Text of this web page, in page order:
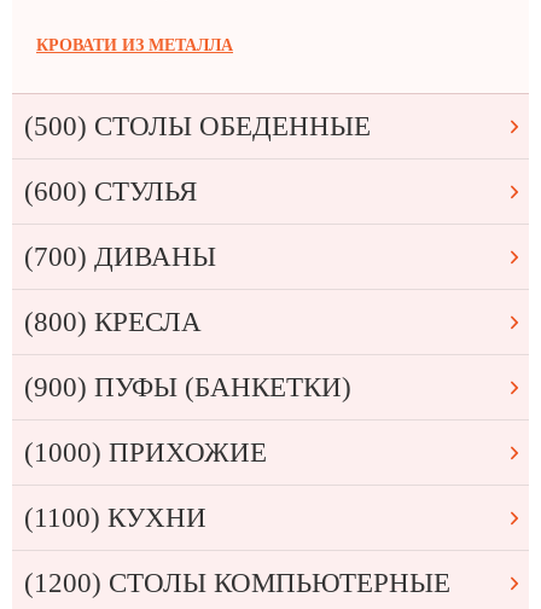
КРОВАТИ ИЗ МЕТАЛЛА
(500) СТОЛЫ ОБЕДЕННЫЕ
(600) СТУЛЬЯ
(700) ДИВАНЫ
(800) КРЕСЛА
(900) ПУФЫ (БАНКЕТКИ)
(1000) ПРИХОЖИЕ
(1100) КУХНИ
(1200) СТОЛЫ КОМПЬЮТЕРНЫЕ